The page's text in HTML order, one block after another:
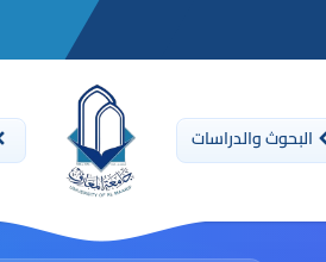
البحوث والدراسات